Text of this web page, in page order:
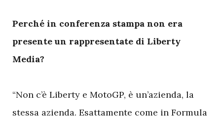
Perché in conferenza stampa non era
presente un rappresentate di Liberty
Media?
“Non c’è Liberty e MotoGP, è un’azienda, la
stessa azienda. Esattamente come in Formula